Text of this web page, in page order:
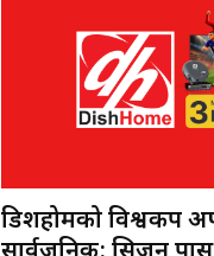
डिशहोमको विश्वकप